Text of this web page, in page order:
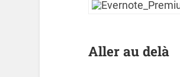
Aller au delà